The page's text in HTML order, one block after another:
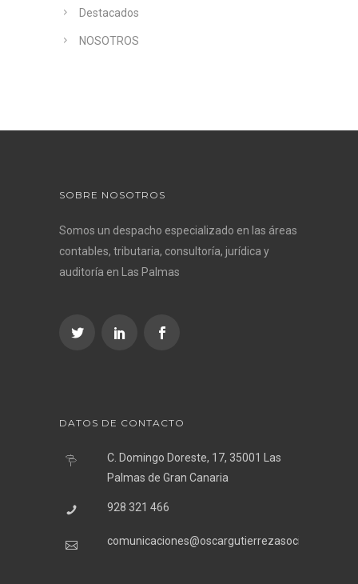
Destacados
NOSOTROS
SOBRE NOSOTROS
Somos un despacho especializado en las áreas
contables, tributaria, consultoría, jurídica y
auditoría en Las Palmas
DATOS DE CONTACTO
C. Domingo Doreste, 17, 35001 Las
Palmas de Gran Canaria
928 321 466
comunicaciones@oscargutierrezasociados.com